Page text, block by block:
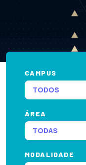
CAMPUS
ÁREA
MODALIDADE